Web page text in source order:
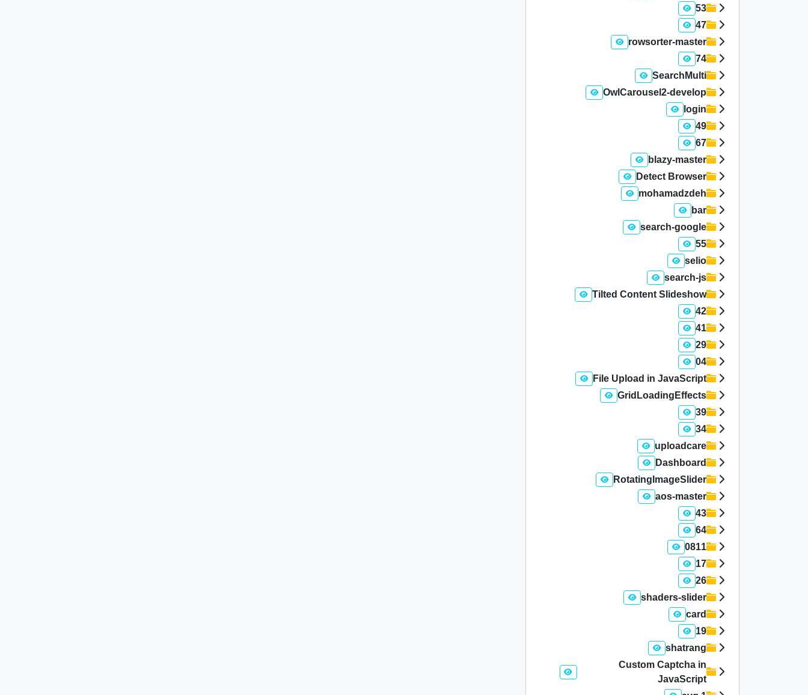
53
47
rowsorter-master
74
SearchMulti
OwlCarousel2-develop
login
49
67
blazy-master
Detect Browser
mohamadzdeh
bar
search-google
55
selio
search-js
Tilted Content Slideshow
42
41
29
04
File Upload in JavaScript
GridLoadingEffects
39
34
uploadcare
Dashboard
RotatingImageSlider
aos-master
43
64
0811
17
26
shaders-slider
card
19
shatrang
Custom Captcha in
JavaScript